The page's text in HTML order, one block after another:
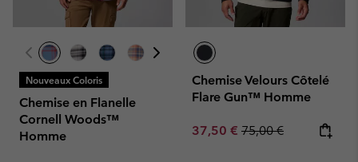
Nouveaux Coloris
Chemise en Flanelle
Cornell Woods™
Homme
Chemise Velours Côtelé
Flare Gun™ Homme
Sale price:
37,50 € Regular price:
75,00 €